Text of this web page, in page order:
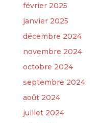
février 2025
janvier 2025
décembre 2024
novembre 2024
octobre 2024
septembre 2024
août 2024
juillet 2024